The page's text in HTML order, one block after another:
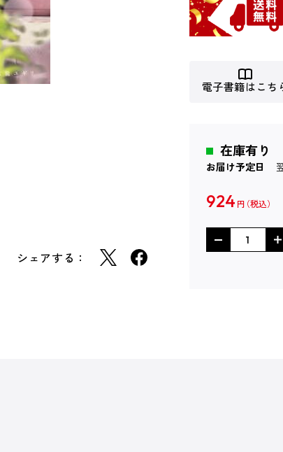
シェアする：
電子書籍はこち
在庫有り
お届け予定日
924 円